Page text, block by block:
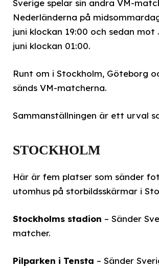
Sverige spelar sin andra VM-
Nederländerna på
juni klockan 19:00 och sedan mot
juni klockan 01:00.
Runt om i Stockholm, Göteborg
sänds VM-matcherna.
Sammanställningen är ett urval
STOCKHOLM
Här är fem platser som sänder
utomhus på storbildsskärmar i
Stockholms stadion – Sänder
matcher.
Pilparken i Tensta – Sänder